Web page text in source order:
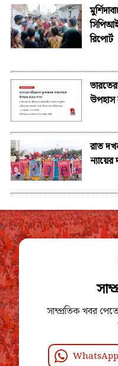
রিপোর্ট
উপহাস
রাত
সাম্প্রতিক খবর
WhatsApp